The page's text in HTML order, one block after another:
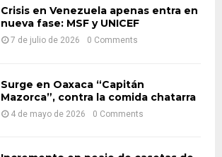
Crisis en Venezuela apenas entra en
nueva fase: MSF y UNICEF
7 de julio de 2026 0 Comments
Surge en Oaxaca “Capitán
Mazorca”, contra la comida chatarra
4 de mayo de 2026 0 Comments